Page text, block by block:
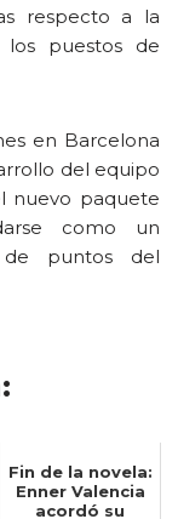
respecto a la
puestos de
en Barcelona
del equipo
nuevo paquete
como un
puntos del
Fin de la novela:
Enner Valencia
acordó su